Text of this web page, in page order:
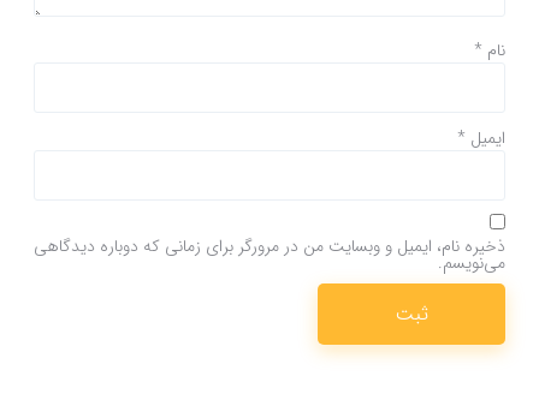
نام *
ایمیل *
ذخیره نام، ایمیل و وبسایت من در مرورگر برای زمانی که دوباره دیدگاهی
می‌نویسم.